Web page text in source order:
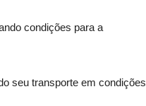
condições para a
seu transporte em condições